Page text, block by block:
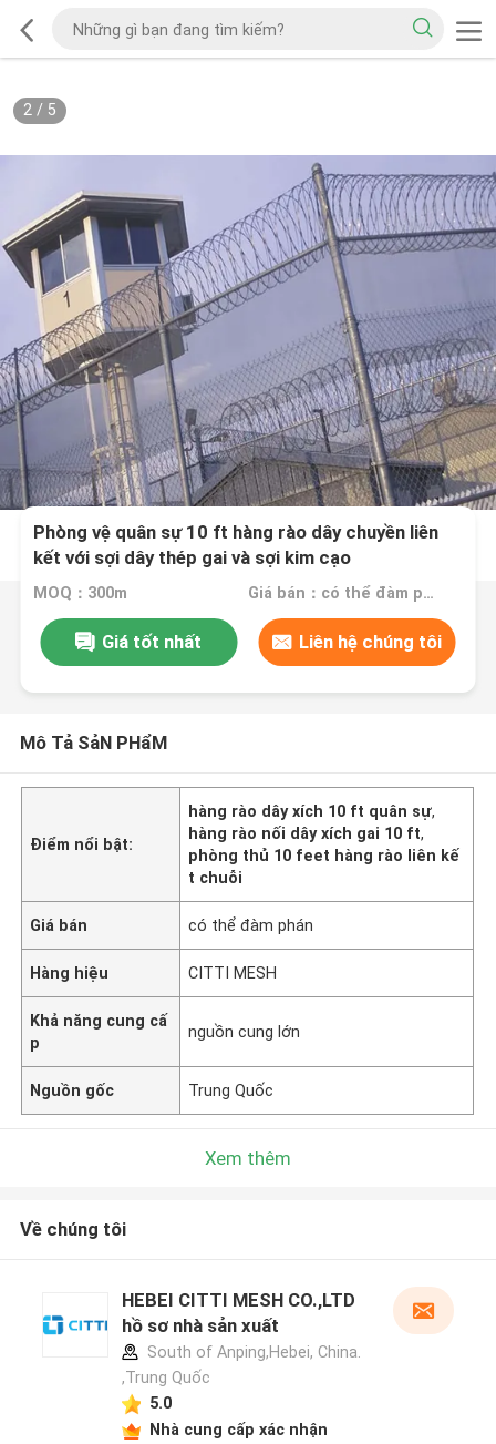
2/ 5
Phòng vệ quân sự 10 ft hàng rào dây chuyền liên
kết với sợi dây thép gai và sợi kim cạo
MOQ：300m Giá bán：có thể đàm phán
Giá tốt nhất Liên hệ chúng tôi
Mô Tả SảN PHẩM
Điểm nổi bật:
hàng rào dây xích 10 ft quân sự,
hàng rào nối dây xích gai 10 ft,
phòng thủ 10 feet hàng rào liên kế
t chuỗi
Giá bán có thể đàm phán
Hàng hiệu CITTI MESH
Khả năng cung cấ
p
nguồn cung lớn
Nguồn gốc Trung Quốc
Xem thêm
Về chúng tôi
HEBEI CITTI MESH CO.,LTD
hồ sơ nhà sản xuất
South of Anping,Hebei, China.
,Trung Quốc
5.0
Nhà cung cấp xác nhận